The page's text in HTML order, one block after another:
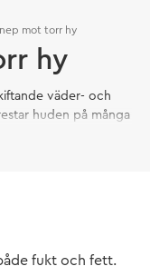
mot torr hy
hy
väder- och
huden på många
mer tid inomhus,
fukt och fett.